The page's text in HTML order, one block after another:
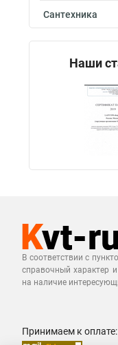
Сантехника
Наши
В соответствии с
справочный характер
на наличие
Принимаем к оплате: